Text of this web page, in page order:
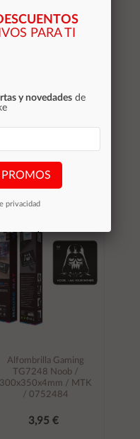
MP-GAMELED-M
9,35 €
carrito
Alfombrilla Gaming
TG7248 Noob /
300x350x4mm / MTK
/ 0752484
3,95 €
PARA TI
y novedadesde
PROMOS
privacidad
este aviso